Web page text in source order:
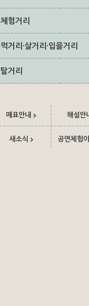
체험거리
먹거리·살거리·입을거리
탈거리
매표안내 해설안
새소식 공연체험